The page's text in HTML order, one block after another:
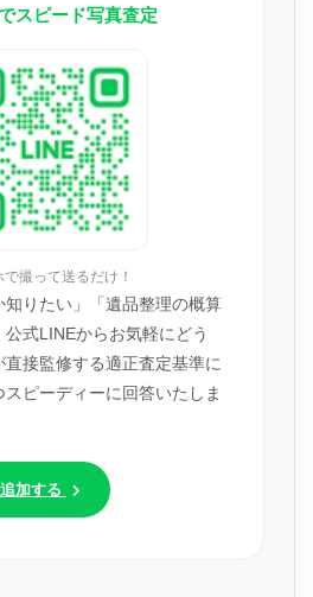
スピード写真査定
で撮って送るだけ！
知りたい」「遺品整理の概算
式LINEからお気軽にどう
接監修する適正査定基準に
ピーディーに回答いたしま
加する